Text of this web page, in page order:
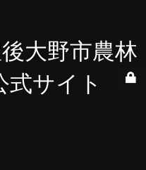
大野市農林
式サイト